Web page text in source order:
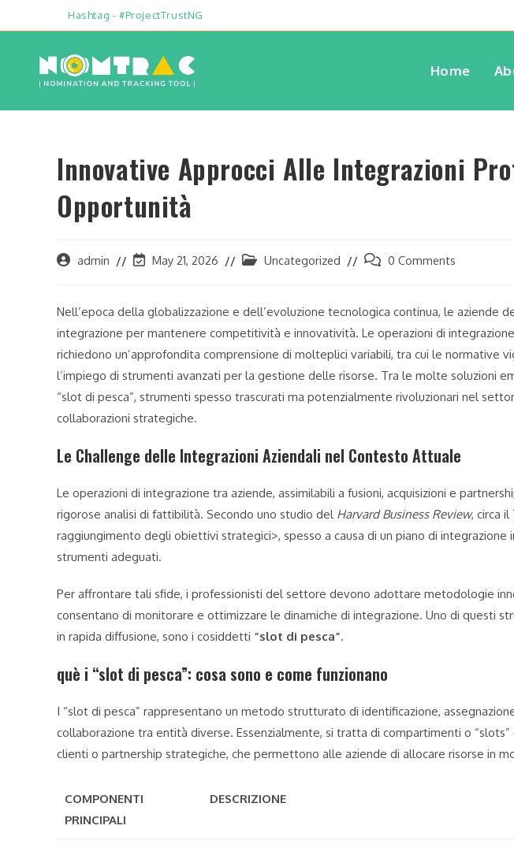
Hashtag - #ProjectTrustNG
Home
Innovative Approcci Alle Integrazioni
Opportunità
admin May 21, 2026 Uncategorized 0 Comments
Nell’epoca della globalizzazione e dell’evoluzione tecnologica continua, le aziende
integrazione per mantenere competitività e innovatività. Le operazioni di
richiedono un’approfondita comprensione di molteplici variabili, tra cui le normative
l’impiego di strumenti avanzati per la gestione delle risorse. Tra le molte soluzioni
“slot di pesca”, strumenti spesso trascurati ma potenzialmente rivoluzionari nel
collaborazioni strategiche.
Le Challenge delle Integrazioni Aziendali nel Contesto Attuale
Le operazioni di integrazione tra aziende, assimilabili a fusioni, acquisizioni e
rigorose analisi di fattibilità. Secondo uno studio del Harvard Business Review, circa
raggiungimento degli obiettivi strategici>, spesso a causa di un piano di integrazione
strumenti adeguati.
Per affrontare tali sfide, i professionisti del settore devono adottare metodologie
consentano di monitorare e ottimizzare le dinamiche di integrazione. Uno di questi
in rapida diffusione, sono i cosiddetti “slot di pesca”.
què i “slot di pesca”: cosa sono e come funzionano
I “slot di pesca” rappresentano un metodo strutturato di identificazione,
collaborazione tra entità diverse. Essenzialmente, si tratta di compartimenti o
clienti o partnership strategiche, che permettono alle aziende di allocare risorse in
COMPONENTI
PRINCIPALI
DESCRIZIONE